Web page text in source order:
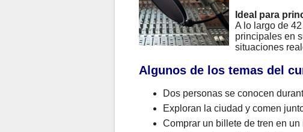
Ideal para
A lo largo de
principales en
situaciones
Algunos de los temas del
Dos personas se conocen
Exploran la ciudad y comen
Comprar un billete de tren en